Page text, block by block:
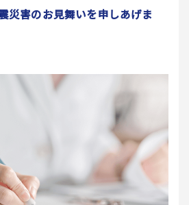
災害のお見舞いを申しあげま